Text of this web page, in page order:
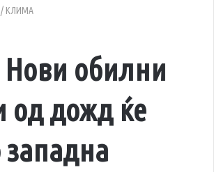
/ КЛИМА
обилни
од дожд ќе